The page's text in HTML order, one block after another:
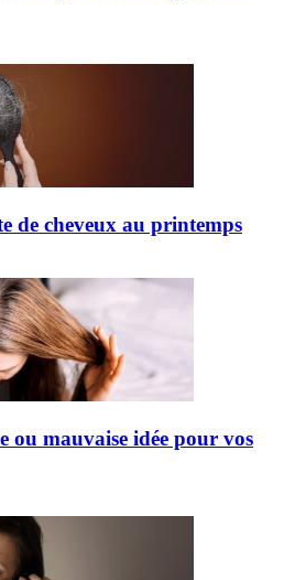
de cheveux au printemps
ou mauvaise idée pour vos